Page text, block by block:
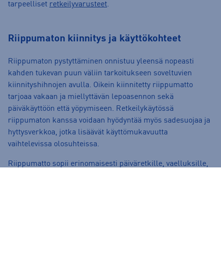
tarpeelliset retkeilyvarusteet.
Riippumaton kiinnitys ja käyttökohteet
Riippumaton pystyttäminen onnistuu yleensä nopeasti
kahden tukevan puun väliin tarkoitukseen soveltuvien
kiinnityshihnojen avulla. Oikein kiinnitetty riippumatto
tarjoaa vakaan ja miellyttävän lepoasennon sekä
päiväkäyttöön että yöpymiseen. Retkeilykäytössä
riippumaton kanssa voidaan hyödyntää myös sadesuojaa ja
hyttysverkkoa, jotka lisäävät käyttömukavuutta
vaihtelevissa olosuhteissa.
Riippumatto sopii erinomaisesti päiväretkille, vaelluksille,